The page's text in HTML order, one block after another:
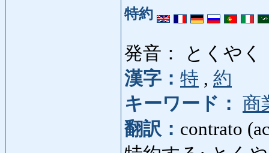
特約
発音： とくやく
漢字： 特 , 約
キーワード： 商
翻訳： contrato